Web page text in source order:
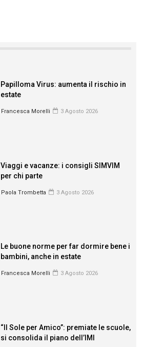
Papilloma Virus: aumenta il rischio in
estate
Francesca Morelli 3 Agosto 2026
Viaggi e vacanze: i consigli SIMVIM
per chi parte
Paola Trombetta 3 Agosto 2026
Le buone norme per far dormire bene i
bambini, anche in estate
Francesca Morelli 3 Agosto 2026
“Il Sole per Amico”: premiate le scuole,
si consolida il piano dell’IMI